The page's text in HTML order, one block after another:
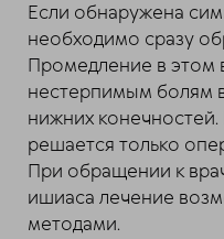
Если обнаружена
необходимо сразу
Промедление в этом
нестерпимым болям
нижних
решается только
При обращении к
ишиаса лечение
методами.